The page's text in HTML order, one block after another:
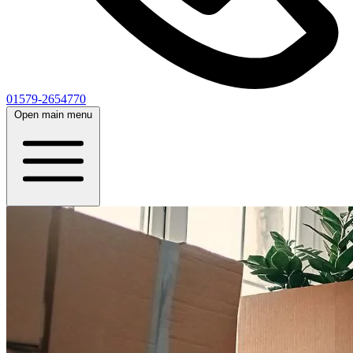
01579-2654770
Open main menu